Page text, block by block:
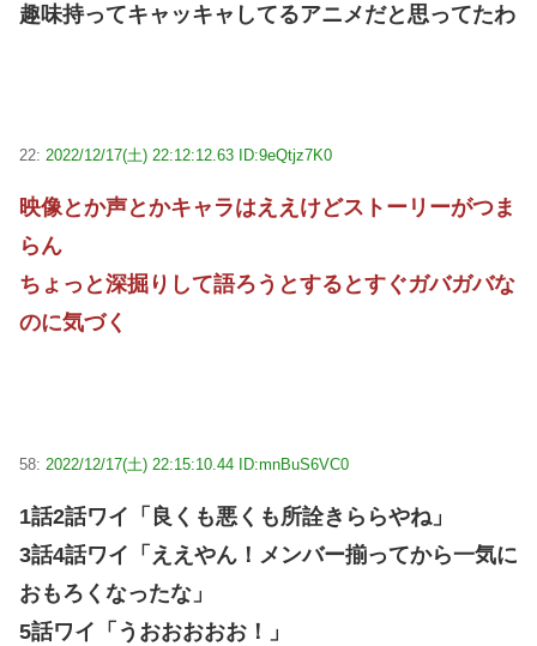
趣味持ってキャッキャしてるアニメだと思ってたわ
22: 2022/12/17(土) 22:12:12.63 ID:9eQtjz7K0
映像とか声とかキャラはええけどストーリーがつま
らん
ちょっと深掘りして語ろうとするとすぐガバガバな
のに気づく
58: 2022/12/17(土) 22:15:10.44 ID:mnBuS6VC0
1話2話ワイ「良くも悪くも所詮きららやね」
3話4話ワイ「ええやん！メンバー揃ってから一気に
おもろくなったな」
5話ワイ「うおおおおお！」